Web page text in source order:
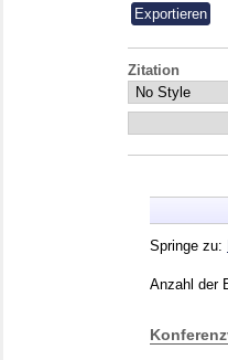
Zitation
Springe zu:
Anzahl der